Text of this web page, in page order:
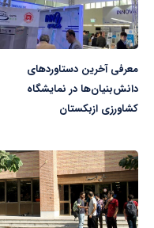
معرفی آخرین دستاوردهای
دانش‌بنیان‌ها در نمایشگاه
کشاورزی ازبکستان